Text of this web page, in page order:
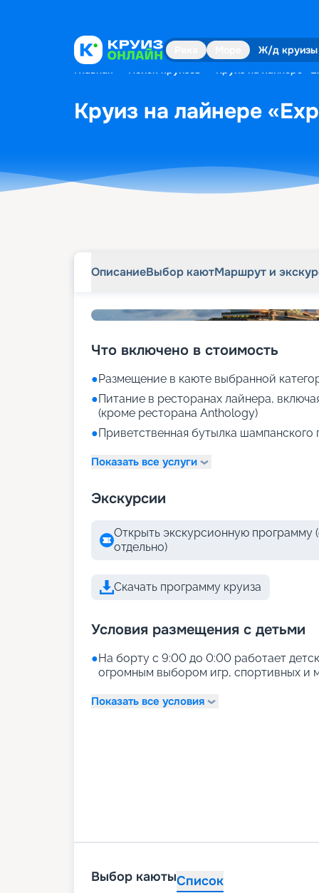
Ж/д круизы
Главная Поиск круизов Круиз на лайнере
Круиз на лайнере
ОписаниеВыбор каютМаршрут и
Что включено в стоимость
●Размещение в каюте выбранной
●Питание в ресторанах лайнера,
(кроме ресторана Anthology)
●Приветственная бутылка шампанского
Показать все услуги
Экскурсии
Открыть экскурсионную программу
отдельно)
Скачать программу круиза
Условия размещения с детьми
●На борту с 9:00 до 0:00 работает
огромным выбором игр, спортивных и
Показать все условия
Выбор каютыСписок